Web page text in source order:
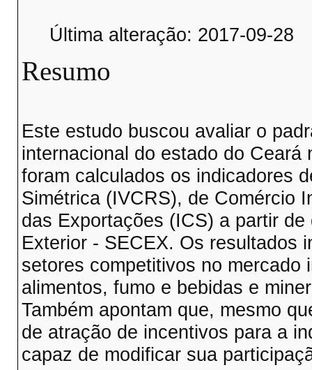
Última alteração: 2017-09-28
Resumo
Este estudo buscou avaliar o
internacional do estado do
foram calculados os indicadores
Simétrica (IVCRS), de Comércio
das Exportações (ICS) a partir
Exterior - SECEX. Os resultados
setores competitivos no
alimentos, fumo e bebidas e
Também apontam que, mesmo
de atração de incentivos para a
capaz de modificar sua